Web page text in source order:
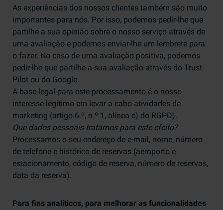
As experiências dos nossos clientes também são muito
importantes para nós. Por isso, podemos pedir-lhe que
partilhe a sua opinião sobre o nosso serviço através de
uma avaliação e podemos enviar-lhe um lembrete para
o fazer. No caso de uma avaliação positiva, podemos
pedir-lhe que partilhe a sua avaliação através do Trust
Pilot ou do Google.
A base legal para este processamento é o nosso
interesse legítimo em levar a cabo atividades de
marketing (artigo 6.º, n.º 1, alínea c) do RGPD).
Que dados pessoais tratamos para este efeito?
Processamos o seu endereço de e-mail, nome, número
de telefone e histórico de reservas (aeroporto e
estacionamento, código de reserva, número de reservas,
data da reserva).
Para fins analíticos, para melhorar as funcionalidades